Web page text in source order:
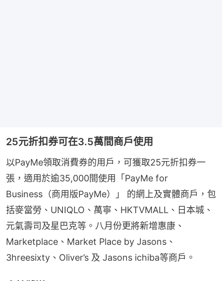
25元折扣券可在3.5萬間商戶使用
以PayMe領取消費券的用戶，可獲取25元折扣券一
張，適用於逾35,000間使用「PayMe for
Business（商用版PayMe）」 的網上及實體商戶，包
括麥當勞、UNIQLO、萬寧、HKTVMALL、日本城、
元氣壽司及星巴克等。八月份更將新增惠康、
Marketplace、Market Place by Jasons、
3hreesixty、Oliver’s 及 Jasons ichiba等商戶。